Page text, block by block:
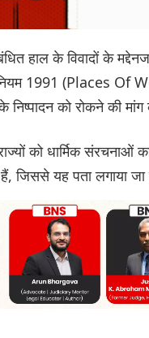
हाल के विवादों के
1991 (Places
निष्पादन को रोकने की
को धार्मिक संरचनाओं
हैं, जिससे यह पता